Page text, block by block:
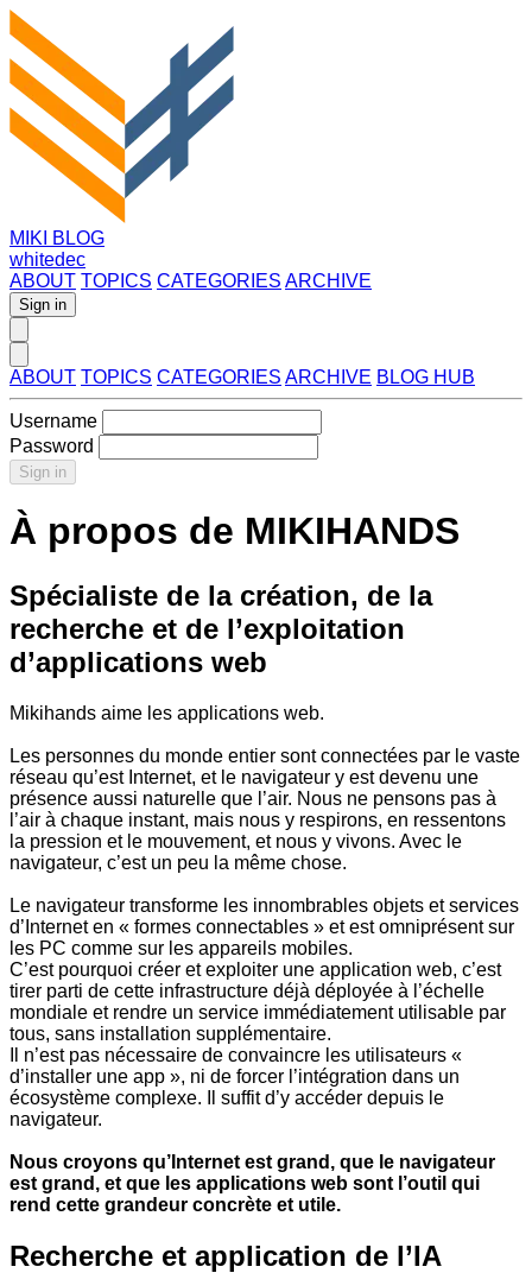
MIKI BLOG
whitedec
ABOUT TOPICS CATEGORIES ARCHIVE
Sign in
ABOUT TOPICS CATEGORIES ARCHIVE BLOG HUB
Username
Password
Sign in
À propos de MIKIHANDS
Spécialiste de la création, de la
recherche et de l’exploitation
d’applications web
Mikihands aime les applications web.
Les personnes du monde entier sont connectées par le vaste
réseau qu’est Internet, et le navigateur y est devenu une
présence aussi naturelle que l’air. Nous ne pensons pas à
l’air à chaque instant, mais nous y respirons, en ressentons
la pression et le mouvement, et nous y vivons. Avec le
navigateur, c’est un peu la même chose.
Le navigateur transforme les innombrables objets et services
d’Internet en « formes connectables » et est omniprésent sur
les PC comme sur les appareils mobiles.
C’est pourquoi créer et exploiter une application web, c’est
tirer parti de cette infrastructure déjà déployée à l’échelle
mondiale et rendre un service immédiatement utilisable par
tous, sans installation supplémentaire.
Il n’est pas nécessaire de convaincre les utilisateurs «
d’installer une app », ni de forcer l’intégration dans un
écosystème complexe. Il suffit d’y accéder depuis le
navigateur.
Nous croyons qu’Internet est grand, que le navigateur
est grand, et que les applications web sont l’outil qui
rend cette grandeur concrète et utile.
Recherche et application de l’IA